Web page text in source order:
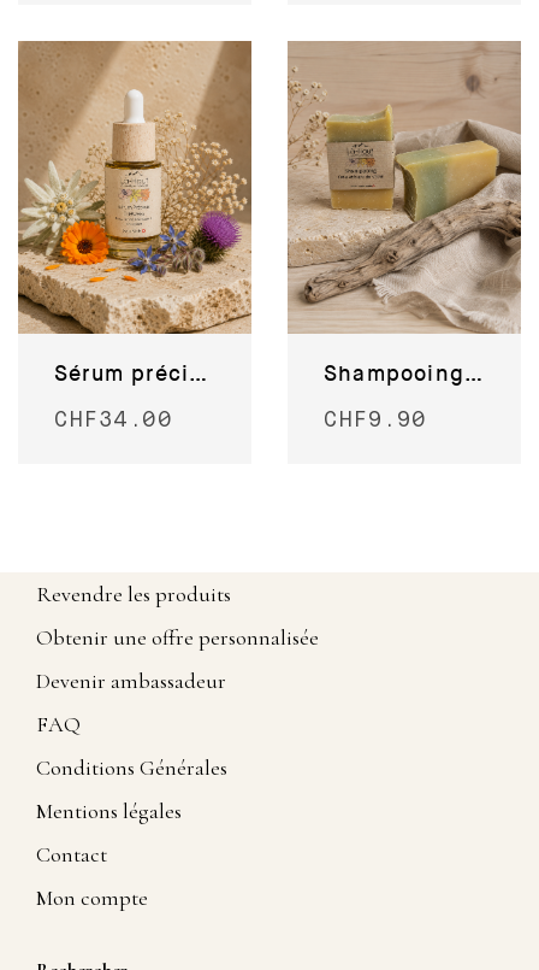
Sérum précieux Edelweiss
CHF 34.00
Shampooing ortie et bière du Valais
CHF 9.90
Revendre les produits
Obtenir une offre personnalisée
Devenir ambassadeur
FAQ
Conditions Générales
Mentions légales
Contact
Mon compte